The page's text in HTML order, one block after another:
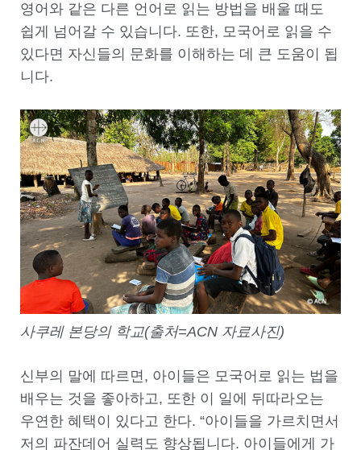
영어와 같은 다른 언어로 읽는 방법을 배울 때도
쉽게 넘어갈 수 있습니다. 또한, 모국어로 읽을 수
있다면 자신들의 문화를 이해하는 데 큰 도움이 됩
니다.
사쿠레 본당의 학교(출처=ACN 자료사진)
신부의 말에 따르면, 아이들은 모국어로 읽는 법을
배우는 것을 좋아하고, 또한 이 일에 뒤따라오는
우연한 혜택이 있다고 한다. “아이들을 가르치면서
저의 파잔데어 실력도 향상됩니다. 아이들에게 가